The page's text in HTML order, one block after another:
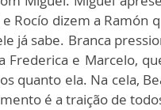
Rocío dizem a Ramón
já sabe. Branca
Frederica e Marcelo,
quanto ela. Na cela,
é a traição de